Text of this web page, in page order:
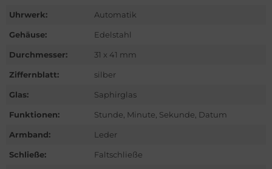
Uhrwerk: Automatik
Gehäuse: Edelstahl
Durchmesser: 31 x 41 mm
Ziffernblatt: silber
Glas: Saphirglas
Funktionen: Stunde, Minute, Sekunde, Datum
Armband: Leder
Schließe: Faltschließe
Dubuis